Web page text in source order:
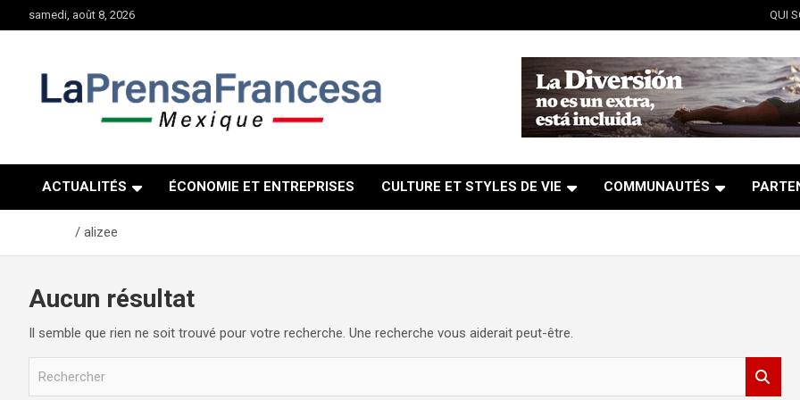
au
samedi, août 8, 2026 QUI
ACTUALITÉS ÉCONOMIE ET ENTREPRISES CULTURE ET STYLES DE VIE COMMUNAUTÉS
alizee
Aucun résultat
Il semble que rien ne soit trouvé pour votre recherche. Une recherche vous aiderait peut-être.